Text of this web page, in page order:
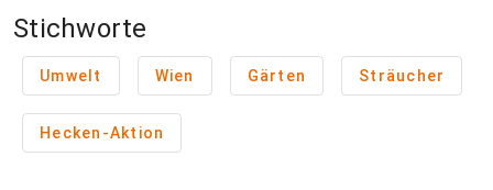
Stichworte
Umwelt Wien Gärten Sträucher
Hecken-Aktion